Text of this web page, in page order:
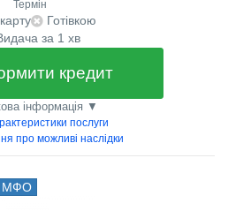
Термін
Готівкою
за 1 хв
кредит
інформація ▼
послуги
про можливі наслідки
МФО